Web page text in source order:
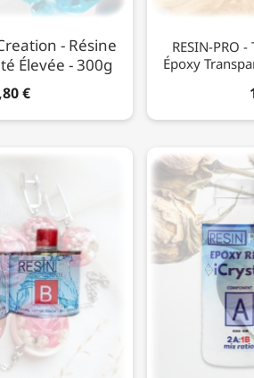
- Résine
Élevée - 300g
€
RESIN-PRO
Époxy